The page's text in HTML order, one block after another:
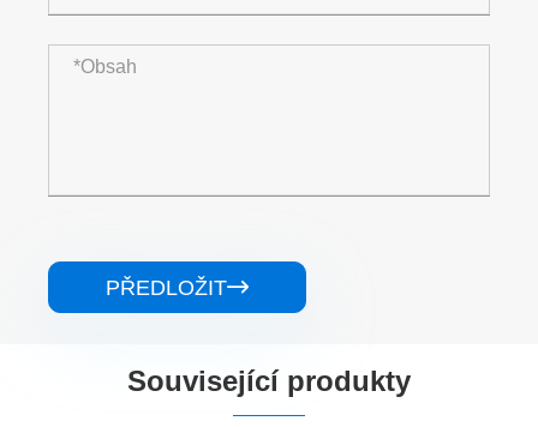
PŘEDLOŽIT
Související produkty